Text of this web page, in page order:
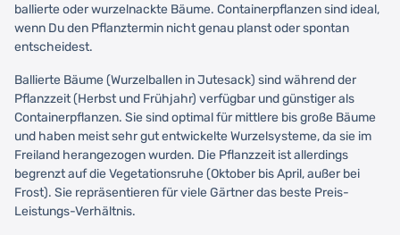
ballierte oder wurzelnackte Bäume. Containerpflanzen sind ideal,
wenn Du den Pflanztermin nicht genau planst oder spontan
entscheidest.
Ballierte Bäume (Wurzelballen in Jutesack) sind während der
Pflanzzeit (Herbst und Frühjahr) verfügbar und günstiger als
Containerpflanzen. Sie sind optimal für mittlere bis große Bäume
und haben meist sehr gut entwickelte Wurzelsysteme, da sie im
Freiland herangezogen wurden. Die Pflanzzeit ist allerdings
begrenzt auf die Vegetationsruhe (Oktober bis April, außer bei
Frost). Sie repräsentieren für viele Gärtner das beste Preis-
Leistungs-Verhältnis.